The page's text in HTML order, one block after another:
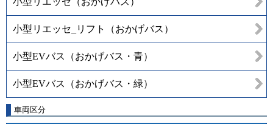
小型リエッセ_リフト（おかげバス）
小型EVバス（おかげバス・青）
小型EVバス（おかげバス・緑）
車両区分